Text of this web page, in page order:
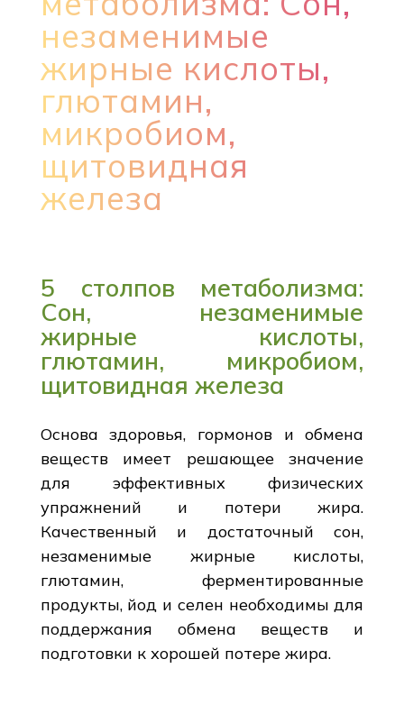
незаменимые
жирные кислоты,
глютамин,
микробиом,
щитовидная
железа
5 столпов метаболизма:
Сон, незаменимые
жирные кислоты,
глютамин, микробиом,
щитовидная железа
Основа здоровья, гормонов и обмена
веществ имеет решающее значение
для эффективных физических
упражнений и потери жира.
Качественный и достаточный сон,
незаменимые жирные кислоты,
глютамин, ферментированные
продукты, йод и селен необходимы для
поддержания обмена веществ и
подготовки к хорошей потере жира.